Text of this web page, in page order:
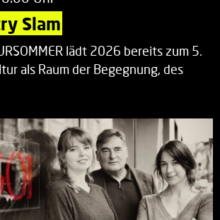
Slam
lädt 2026 bereits zum 5.
als Raum der Begegnung, des